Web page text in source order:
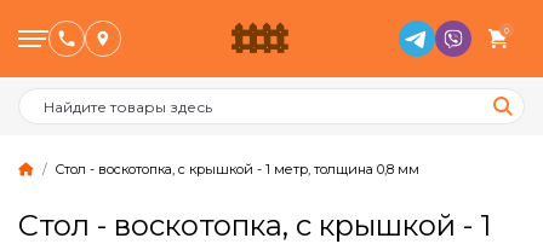
0
Стол - воскотопка, с крышкой - 1 метр, толщина 0,8 мм
Стол - воскотопка, с крышкой - 1